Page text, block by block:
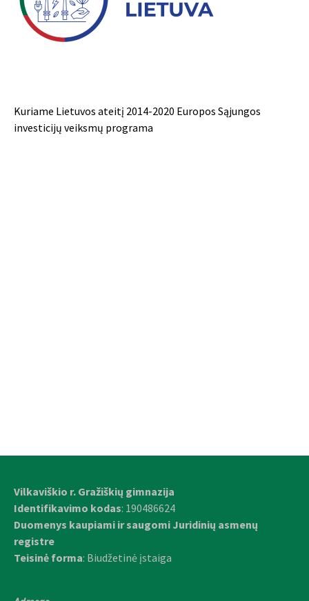
Kuriame Lietuvos ateitį 2014-2020 Europos Sąjungos
investicijų veiksmų programa
Vilkaviškio r. Gražiškių gimnazija
Identifikavimo kodas: 190486624
Duomenys kaupiami ir saugomi Juridinių asmenų
registre
Teisinė forma: Biudžetinė įstaiga